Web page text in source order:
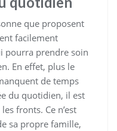
que proposent
facilement
pourra prendre soin
En effet, plus le
de temps
du quotidien, il est
fronts. Ce n’est
sa propre famille,